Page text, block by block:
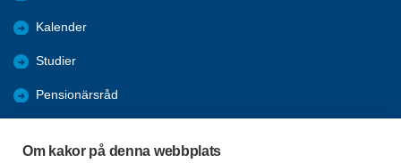
Om kakor på denna webbplats
Kalender
Studier
Pensionärsråd